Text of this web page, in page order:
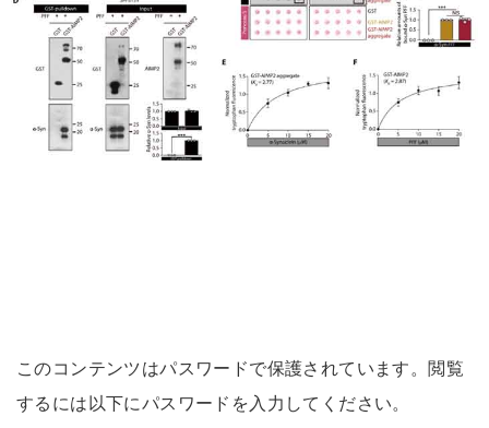
このコンテンツはパスワードで保護されています。閲覧
するには以下にパスワードを入力してください。